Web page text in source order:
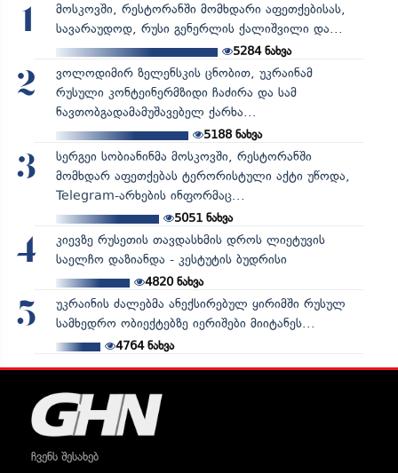
1
მოსკოვში, რესტორანში მომხდარი აფეთქებისას,
სავარაუდოდ, რუსი გენერლის ქალიშვილი და...
5284ნახვა
2
ვოლოდიმირ ზელენსკის ცნობით, უკრაინამ
რუსული კონტეინერმზიდი ჩაძირა და სამ
ნავთობგადამამუშავებელ ქარხა...
5188ნახვა
3
სერგეი სობიანინმა მოსკოვში, რესტორანში
მომხდარ აფეთქებას ტერორისტული აქტი უწოდა,
Telegram-არხების ინფორმაც...
5051ნახვა
4
კიევზე რუსეთის თავდასხმის დროს ლიეტუვის
საელჩო დაზიანდა - კესტუტის ბუდრისი
4820ნახვა
5
უკრაინის ძალებმა ანექსირებულ ყირიმში რუსულ
სამხედრო ობიექტებზე იერიშები მიიტანეს...
4764ნახვა
ჩვენს შესახებ